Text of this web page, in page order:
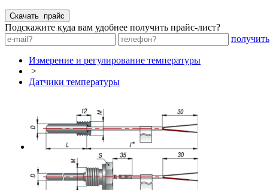
Подскажите куда вам удобнее получить прайс-лист?
получить
Измерение и регулирование температуры
>
Датчики температуры